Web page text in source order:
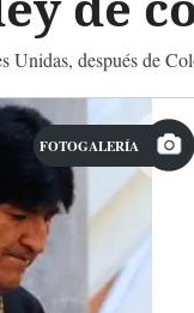
Unidas, después de
FOTOGALERÍA